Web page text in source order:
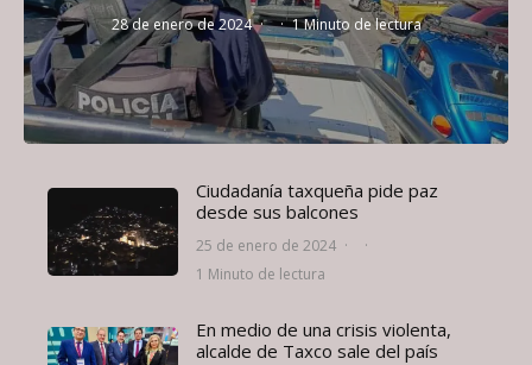
28 de enero de 2024 · · 1 Minuto de lectura
Ciudadanía taxqueña pide paz
desde sus balcones
25 de enero de 2024 ·
·
1 Minuto de lectura
En medio de una crisis violenta,
alcalde de Taxco sale del país